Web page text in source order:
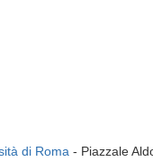
di Roma - Piazzale